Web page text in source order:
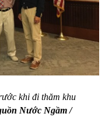
khi đi thăm khu
Nước Ngầm /